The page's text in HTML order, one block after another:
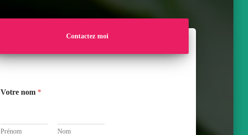
Contactez moi
Votre nom *
Prénom Nom